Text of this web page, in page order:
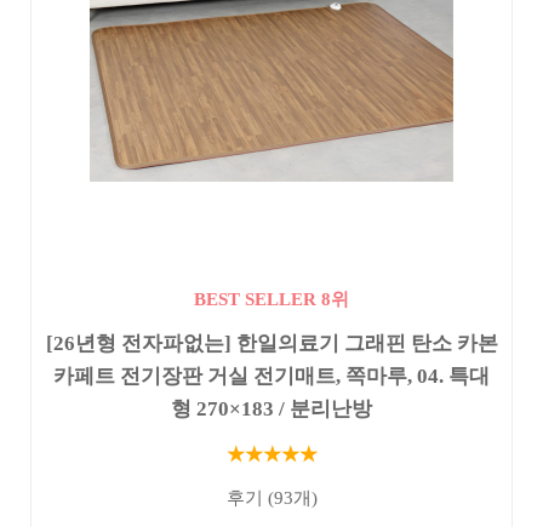
BEST SELLER 8위
[26년형 전자파없는] 한일의료기 그래핀 탄소 카본
카페트 전기장판 거실 전기매트, 쪽마루, 04. 특대
형 270×183 / 분리난방
★★★★★
후기 (93개)